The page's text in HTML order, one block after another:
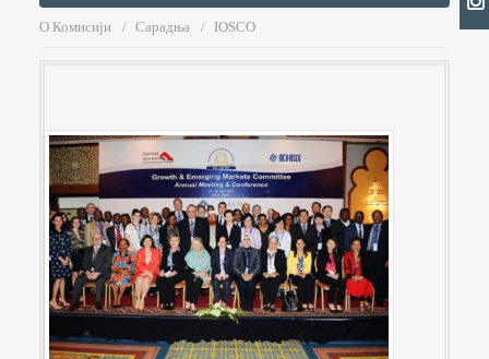
О Комисији Сарадња IOSCO